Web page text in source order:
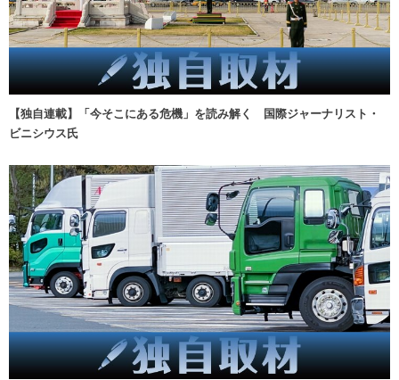
【独自連載】「今そこにある危機」を読み解く 国際ジャーナリスト・
ビニシウス氏